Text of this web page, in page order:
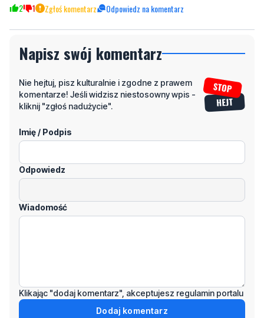
2 1 Zgłoś komentarz Odpowiedz na komentarz
Napisz swój komentarz
Nie hejtuj, pisz kulturalnie i zgodne z prawem
komentarze! Jeśli widzisz niestosowny wpis -
kliknij "zgłoś nadużycie".
Imię / Podpis
Odpowiedz
Wiadomość
Klikając "dodaj komentarz", akceptujesz regulamin portalu
Dodaj komentarz